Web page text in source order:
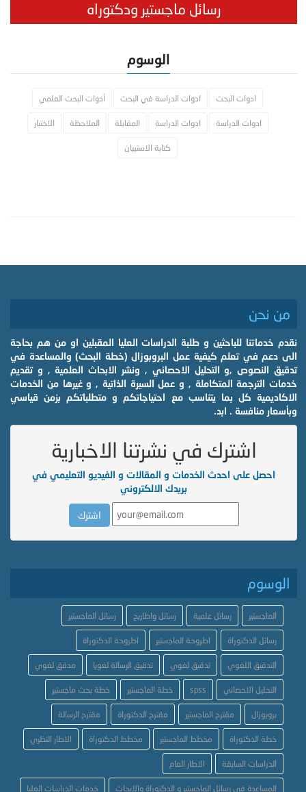
رسائل ماجستير ودكتوراه
الوسوم
ادوات البحث ادوات الدراسة في البحث أدوات البحث العلمي
ادوات الدراسة ادوات الدراسة المقابلة الملاحظة الاختبار
كتابة الاستبيان
من نحن
نقدم خدماتنا للباحثين و طلبة الدراسات العليا المقبلين او من هم بحاجة
الى دعم في تعلم كيفية عمل البروبوزال (خطة البحث) والمساعدة في
تدقيق النصوص ,و التحليل الاحصائي , ونشر الابحاث العلمية , و تقديم
خدمات الترجمة المتكاملة , و عمل السيرة الذاتية , و غيرها من الخدمات
الاكاديمية كل بما يتناسب مع احتياجاتكم و متطلباتكم بزمن قياسي
وبأسعار منافسة . ابد.
اشترك في نشرتنا الاخبارية
احصل على احدث الخدمات و المقالات و الفيديو التعليمي في
بريدك الالكتروني
الوسوم
الماجستير رسائل علمية رسائل واطاريح رسائل الماجستير
رسائل الدكتوراة اطروحة الماجستير اطروحة الدكتوراة
التدقيق اللغوي تدقيق لغوي تدقيق الرسالة لغويا مدقق لغوي
التحليل الاحصائي spss خطة الماجستير خطة بحث ماجستير
بروبوزال مقترح الماجستير مقترح الدكتوراة مقترح الرسالة
خطة الدكتوراة مخطط الماجستير مخطط الدكتوراة الاطار النظري
الدراسات السابقة الاطار العام
المساعدة في رسائل الماجستير و الدكتوراة والابحاث خدمات الدراسات العليا